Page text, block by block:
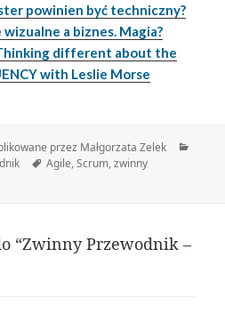
powinien być techniczny?
a biznes. Magia?
different about the
with Leslie Morse
przez Małgorzata Zelek
Tagi
Agile,Scrum,zwinny
“Zwinny Przewodnik –